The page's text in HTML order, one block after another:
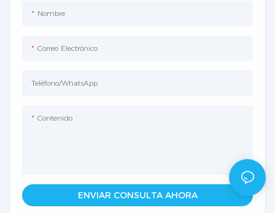
Nombre
Correo Electrónico
Teléfono/WhatsApp
Contenido
ENVIAR CONSULTA AHORA